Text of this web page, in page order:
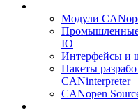
Модули
Промышленные
IO
Интерфейсы и
Пакеты
CANinterpreter
CANopen